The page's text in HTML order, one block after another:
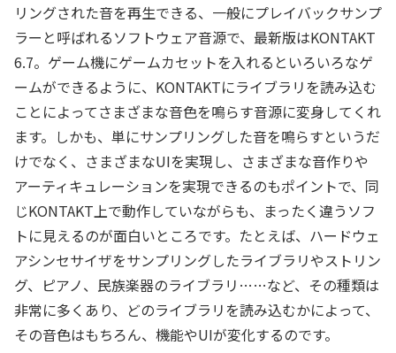
リングされた音を再生できる、一般にプレイバックサンプ
ラーと呼ばれるソフトウェア音源で、最新版はKONTAKT
6.7。ゲーム機にゲームカセットを入れるといろいろなゲ
ームができるように、KONTAKTにライブラリを読み込む
ことによってさまざまな音色を鳴らす音源に変身してくれ
ます。しかも、単にサンプリングした音を鳴らすというだ
けでなく、さまざまなUIを実現し、さまざまな音作りや
アーティキュレーションを実現できるのもポイントで、同
じKONTAKT上で動作していながらも、まったく違うソフ
トに見えるのが面白いところです。たとえば、ハードウェ
アシンセサイザをサンプリングしたライブラリやストリン
グ、ピアノ、民族楽器のライブラリ……など、その種類は
非常に多くあり、どのライブラリを読み込むかによって、
その音色はもちろん、機能やUIが変化するのです。